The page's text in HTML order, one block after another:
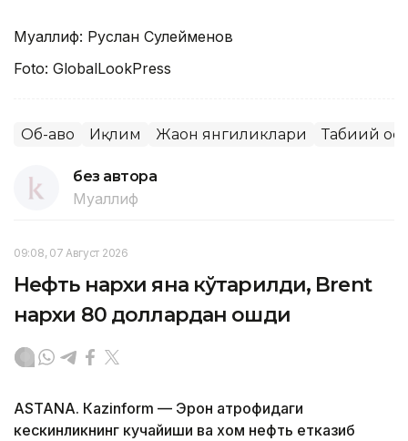
Муаллиф: Руслан Сулейменов
Foto: GlobalLookPress
Об-ҳаво Иқлим Жаҳон янгиликлари Табиий
без автора
Муаллиф
09:08, 07 Август 2026
Нефть нархи яна кўтарилди, Brent
нархи 80 доллардан ошди
ASTANА. Кazinform — Эрон атрофидаги
кескинликнинг кучайиши ва хом нефть етказиб